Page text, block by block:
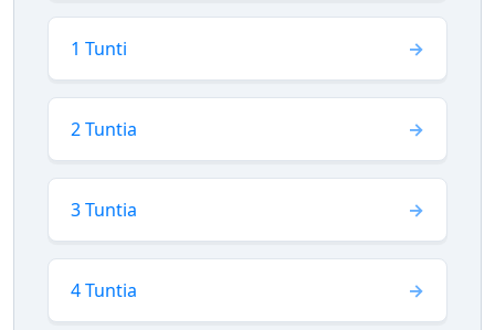
1 Tunti
2 Tuntia
3 Tuntia
4 Tuntia